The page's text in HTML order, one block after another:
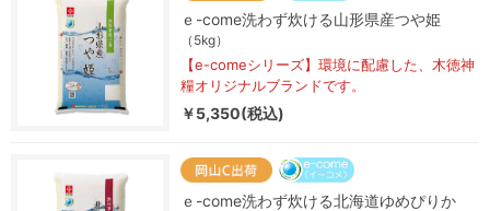
ｅ-come洗わず炊ける山形県産つや姫
（5kg）
【e-comeシリーズ】環境に配慮した、木徳神
糧オリジナルブランドです。
￥5,350(税込)
ｅ-come洗わず炊ける北海道ゆめぴりか